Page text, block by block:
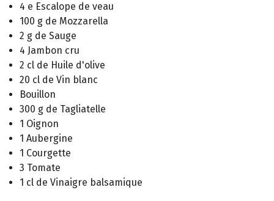
4 e Escalope de veau
100 g de Mozzarella
2 g de Sauge
4 Jambon cru
2 cl de Huile d'olive
20 cl de Vin blanc
Bouillon
300 g de Tagliatelle
1 Oignon
1 Aubergine
1 Courgette
3 Tomate
1 cl de Vinaigre balsamique